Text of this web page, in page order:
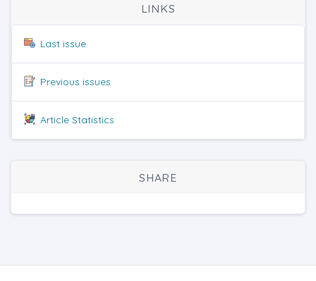
LINKS
Last issue
Previous issues
Article Statistics
SHARE